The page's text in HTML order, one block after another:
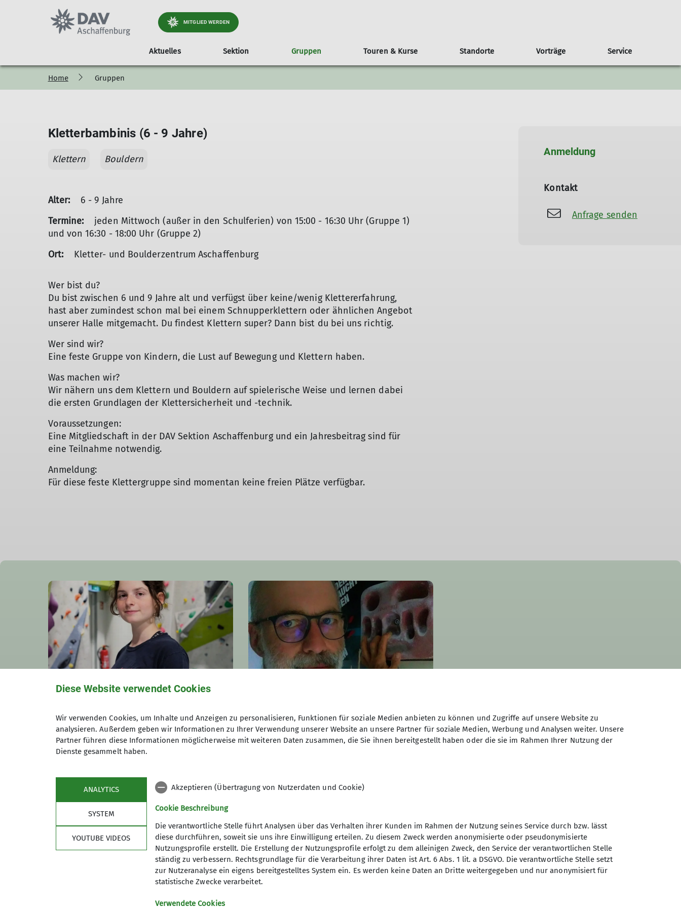
MITGLIED WERDEN
Aktuelles Sektion
Wir über uns Mitgliedschaft Vorstand, Beirat & Referenten Touren- & Kursteam
Gruppen
Klettern drinnen und draußen Alles rund ums Rad Draußen aktiv sein
Touren & Kurse
Gesamtprogramm Monatstouren Indoor Kletterkurse Outdoor Kletterkurse
Standorte
Kletteranlagen MTB Trails Aschaffenburger Höhenweg Geschäftsstelle
Vorträge Service
Mitglieder-Self-Service Mitgliedschaft Versicherung Verleih
Home Gruppen
Kletterbambinis (6 - 9 Jahre)
Klettern Bouldern
Alter:
6 - 9 Jahre
Termine:
jeden Mittwoch (außer in den Schulferien) von 15:00 - 16:30 Uhr (Gruppe 1)
und von 16:30 - 18:00 Uhr (Gruppe 2)
Ort:
Kletter- und Boulderzentrum Aschaffenburg
Wer bist du?
Du bist zwischen 6 und 9 Jahre alt und verfügst über keine/wenig Klettererfahrung,
hast aber zumindest schon mal bei einem Schnupperklettern oder ähnlichen Angebot
unserer Halle mitgemacht. Du findest Klettern super? Dann bist du bei uns richtig.
Wer sind wir?
Eine feste Gruppe von Kindern, die Lust auf Bewegung und Klettern haben.
Was machen wir?
Wir nähern uns dem Klettern und Bouldern auf spielerische Weise und lernen dabei
die ersten Grundlagen der Klettersicherheit und -technik.
Voraussetzungen:
Eine Mitgliedschaft in der DAV Sektion Aschaffenburg und ein Jahresbeitrag sind für
eine Teilnahme notwendig.
Anmeldung:
Für diese feste Klettergruppe sind momentan keine freien Plätze verfügbar.
Anmeldung
Kontakt
Anfrage senden
Lea Daig Karl Jeßberger
Kletter- und Boulderzentrum
Öffnungszeiten
Preise
Kurse
Aus der DAV Welt
Bergwetter
Sektion Aschaffenburg des
Deutschen Alpenvereins e.V.
Wendelbergstr. 34
Diese Website verwendet Cookies
Wir verwenden Cookies, um Inhalte und Anzeigen zu personalisieren, Funktionen für soziale Medien anbieten zu können und Zugriffe auf unsere Website zu
analysieren. Außerdem geben wir Informationen zu Ihrer Verwendung unserer Website an unsere Partner für soziale Medien, Werbung und Analysen weiter. Unsere
Partner führen diese Informationen möglicherweise mit weiteren Daten zusammen, die Sie ihnen bereitgestellt haben oder die sie im Rahmen Ihrer Nutzung der
Dienste gesammelt haben.
ANALYTICS
SYSTEM
YOUTUBE VIDEOS
Akzeptieren (Übertragung von Nutzerdaten und Cookie)
Cookie Beschreibung
Die verantwortliche Stelle führt Analysen über das Verhalten ihrer Kunden im Rahmen der Nutzung seines Service durch bzw. lässt
diese durchführen, soweit sie uns ihre Einwilligung erteilen. Zu diesem Zweck werden anonymisierte oder pseudonymisierte
Nutzungsprofile erstellt. Die Erstellung der Nutzungsprofile erfolgt zu dem alleinigen Zweck, den Service der verantwortlichen Stelle
ständig zu verbessern. Rechtsgrundlage für die Verarbeitung ihrer Daten ist Art. 6 Abs. 1 lit. a DSGVO. Die verantwortliche Stelle setzt
zur Nutzeranalyse ein eigens bereitgestelltes System ein. Es werden keine Daten an Dritte weitergegeben und nur anonymisiert für
statistische Zwecke verarbeitet.
Verwendete Cookies